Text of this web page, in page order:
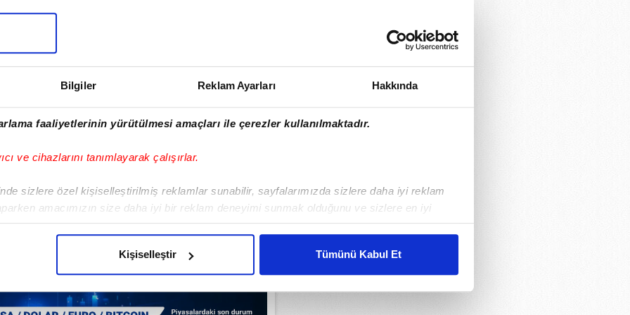
Bilgiler Reklam Ayarları Hakkında
faaliyetlerinin yürütülmesi amaçları ile çerezler kullanılmaktadır.
ve cihazlarını tanımlayarak çalışırlar.
sizlere özel kişiselleştirilmiş reklamlar sunabilir, sayfalarımızda sizlere daha iyi reklam
amacımızın size daha iyi bir reklam deneyimi sunmak olduğunu ve sizlere en iyi
gelen çabayı gösterdiğimizi ve bu noktada, reklamların maliyetlerimizi karşılamak
çerezlere izin vermedikleri takdirde, kullanıcılara hedefli reklamlar gösterilmeyecektir."
için İnternet Sitemizde kendimize ve üçüncü kişilere ait çerezler kullanılmaktadır. Bu
Kişiselleştir Tümünü Kabul Et
İndirin